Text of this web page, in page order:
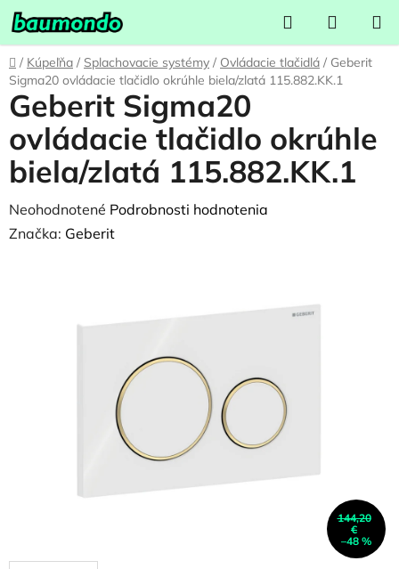
Prejsť
na
obsah
Hľadať
KOŠÍK
Domov
/ Kúpeľňa / Splachovacie systémy / Ovládacie tlačidlá / Geberit
Sigma20 ovládacie tlačidlo okrúhle biela/zlatá 115.882.KK.1
Geberit Sigma20
ovládacie tlačidlo okrúhle
biela/zlatá 115.882.KK.1
Priemerné
hodnotenie
Neohodnotené Podrobnosti hodnotenia
Značka: Geberit
144,20
€
–48 %